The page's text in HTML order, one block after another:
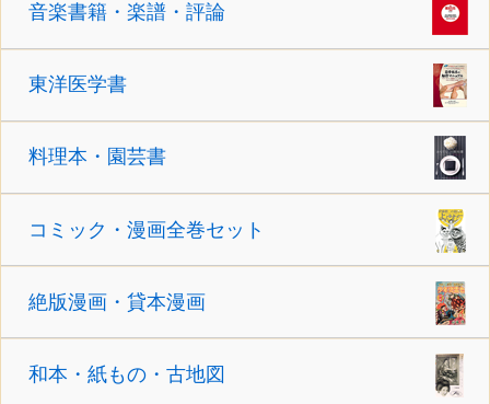
音楽書籍・楽譜・評論
東洋医学書
料理本・園芸書
コミック・漫画全巻セット
絶版漫画・貸本漫画
和本・紙もの・古地図